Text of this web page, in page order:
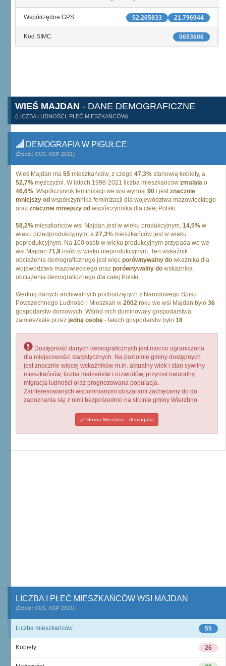
21.796944
52.265833
Współrzędne GPS
0693606
Kod SIMC
WIEŚ MAJDAN - DANE DEMOGRAFICZNE
(LICZBA LUDNOŚCI, PŁEĆ MIESZKAŃCÓW)
DEMOGRAFIA W PIGUŁCE
(Źródło: GUS, NSP 2021)
Wieś Majdan ma 55 mieszkańców, z czego 47,3% stanowią kobiety, a
52,7% mężczyźni. W latach 1998-2021 liczba mieszkańców zmalała o
46,6%. Współczynnik feminizacji we wsi wynosi 90 i jestznacznie
mniejszy od współczynnika feminizacji dla województwa mazowieckiego
oraz znacznie mniejszy od współczynnika dla całej Polski.
58,2% mieszkańców wsi Majdan jest w wieku produkcyjnym, 14,5% w
wieku przedprodukcyjnym, a 27,3% mieszkańców jest w wieku
poprodukcyjnym. Na 100 osób w wieku produkcyjnym przypada we we
wsi Majdan 71,9 osób w wieku nieprodukcyjnym. Ten wskaźnik
obciążenia demograficznego jest więc porównywalny do wkażnika dla
województwa mazowieckiego oraz porównywalny do wskażnika
obciążenia demograficznego dla całej Polski.
Według danych archiwalnych pochodzących z Narodowego Spisu
Powszechnego Ludności i Mieszkań w 2002 roku we wsi Majdan było 36
gospodarstw domowych. Wśród nich dominowały gospodarstwa
zamieszkałe przez jedną osobę - takich gospodarstw było 18 .
Dostępność danych demograficznych jest mocno ograniczona
dla miejscowości statystycznych. Na poziomie gminy dostępnych
jest znacznie więcej wskaźników m.in. aktualny wiek i stan cywilny
mieszkańców, liczba małżeństw i rozwodów, przyrost naturalny,
migracja ludności oraz prognozowana populacja.
Zainteresowanych wspomnianymi obszarami zachęcamy do do
zapoznania się z nimi bezpośrednio na stronie gminy Wierzbno.
Gmina Wierzbno - demogafia
LICZBA I PŁEĆ MIESZKAŃCÓW WSI MAJDAN
(Źródło: GUS, NSP 2021)
55
Liczba mieszkańców
26
Kobiety